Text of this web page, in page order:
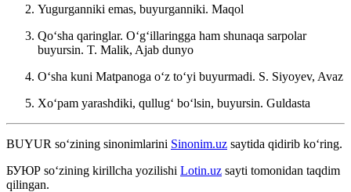
Yugurganniki emas, buyurganniki. Maqol
Qoʻsha qaringlar. Oʻgʻillaringga ham shunaqa sarpolar
buyursin. T. Malik, Ajab dunyo
Oʻsha kuni Matpanoga oʻz toʻyi buyurmadi. S. Siyoyev, Avaz
Xoʻpam yarashdiki, qullugʻ boʻlsin, buyursin. Guldasta
BUYUR so‘zining sinonimlarini Sinonim.uz saytida qidirib ko‘ring.
БУЮР so‘zining kirillcha yozilishi Lotin.uz sayti tomonidan taqdim
qilingan.